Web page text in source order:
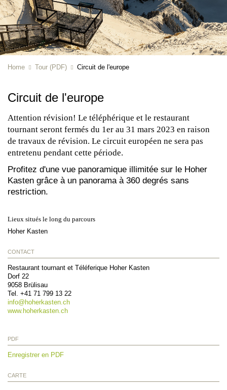
Home Tour (PDF) Circuit de l'europe
Circuit de l'europe
Attention révision! Le téléphérique et le restaurant
tournant seront fermés du 1er au 31 mars 2023 en raison
de travaux de révision. Le circuit européen ne sera pas
entretenu pendant cette période.
Profitez d'une vue panoramique illimitée sur le Hoher
Kasten grâce à un panorama à 360 degrés sans
restriction.
Lieux situés le long du parcours
Hoher Kasten
CONTACT
Restaurant tournant et Téléferique Hoher Kasten
Dorf 22
9058 Brülisau
Tel. +41 71 799 13 22
info@ hoherkasten.ch
www.hoherkasten.ch
PDF
Enregistrer en PDF
CARTE